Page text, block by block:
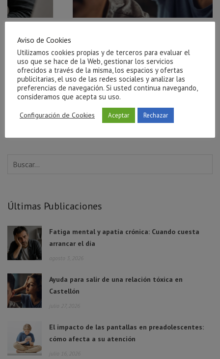
Ayuda para salir de una relación tóxica en Castellón
julio 27, 2026
Últimas Publicaciones
Fatiga mental y apatía crónica: Cuando cuesta
arrancar el día
agosto 3, 2026
Ayuda para salir de una relación tóxica en
Castellón
julio 27, 2026
El impacto de las pantallas en preadolescentes:
cómo afecta a su atención
julio 16, 2026
Aviso de Cookies
Utilizamos cookies propias y de terceros para evaluar el
uso que se hace de la Web, gestionar los servicios
ofrecidos a través de la misma, los espacios y ofertas
publicitarias, el uso de las redes sociales y analizar las
preferencias de navegación. Si usted continua navegando,
consideramos que acepta su uso.
Configuración de Cookies Aceptar Rechazar